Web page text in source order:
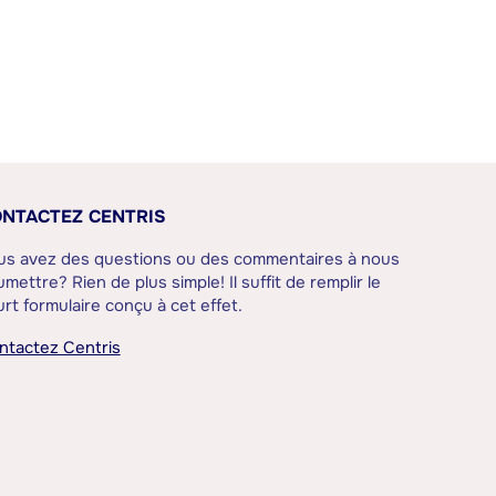
CENTRIS
avez des questions ou des commentaires à nous
Rien de plus simple! Il suffit de remplir le
formulaire conçu à cet effet.
Centris